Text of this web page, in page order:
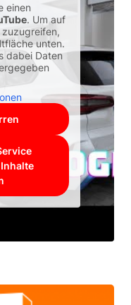
einen
. Um auf
unten.
dabei Daten